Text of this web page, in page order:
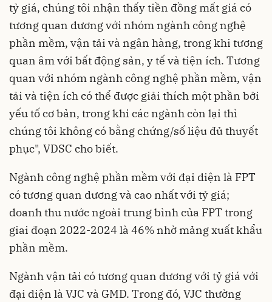
tỷ giá, chúng tôi nhận thấy tiền đồng mất giá có
tương quan dương với nhóm ngành công nghệ
phần mềm, vận tải và ngân hàng, trong khi tương
quan âm với bất động sản, y tế và tiện ích. Tương
quan với nhóm ngành công nghệ phần mềm, vận
tải và tiện ích có thể được giải thích một phần bởi
yếu tố cơ bản, trong khi các ngành còn lại thì
chúng tôi không có bằng chứng/số liệu đủ thuyết
phục", VDSC cho biết.
Ngành công nghệ phần mềm với đại diện là FPT
có tương quan dương và cao nhất với tỷ giá;
doanh thu nước ngoài trung bình của FPT trong
giai đoạn 2022-2024 là 46% nhờ mảng xuất khẩu
phần mềm.
Ngành vận tải có tương quan dương với tỷ giá với
đại diện là VJC và GMD. Trong đó, VJC thường